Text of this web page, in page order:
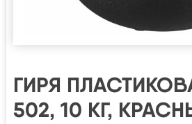
ГИРЯ
502, 10 КГ,